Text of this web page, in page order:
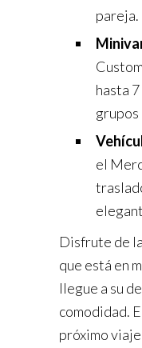
pareja.
hasta
grupos
el
Disfrute de
que está en
llegue a su
comodidad.
próximo